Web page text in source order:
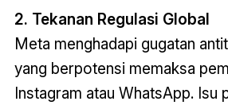
2. Tekanan Regulasi Global
Meta menghadapi gugatan
yang berpotensi memaksa
Instagram atau WhatsApp. Isu